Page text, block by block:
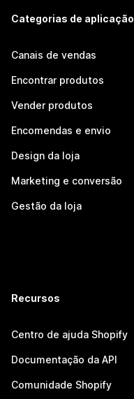
Categorias de aplicação
Canais de vendas
Encontrar produtos
Vender produtos
Encomendas e envio
Design da loja
Marketing e conversão
Gestão da loja
Recursos
Centro de ajuda Shopify
Documentação da API
Comunidade Shopify